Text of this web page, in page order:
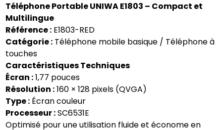
Téléphone Portable UNIWA E1803 – Compact et
Multilingue
Référence : E1803-RED
Catégorie : Téléphone mobile basique / Téléphone à
touches
Caractéristiques Techniques
Écran :1,77 pouces
Résolution :160 × 128 pixels (QVGA)
Type : Écran couleur
Processeur :SC6531E
Optimisé pour une utilisation fluide et économe en